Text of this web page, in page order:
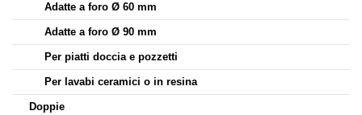
Adatte a foro Ø 60 mm
Adatte a foro Ø 90 mm
Per piatti doccia e pozzetti
Per lavabi ceramici o in resina
Doppie